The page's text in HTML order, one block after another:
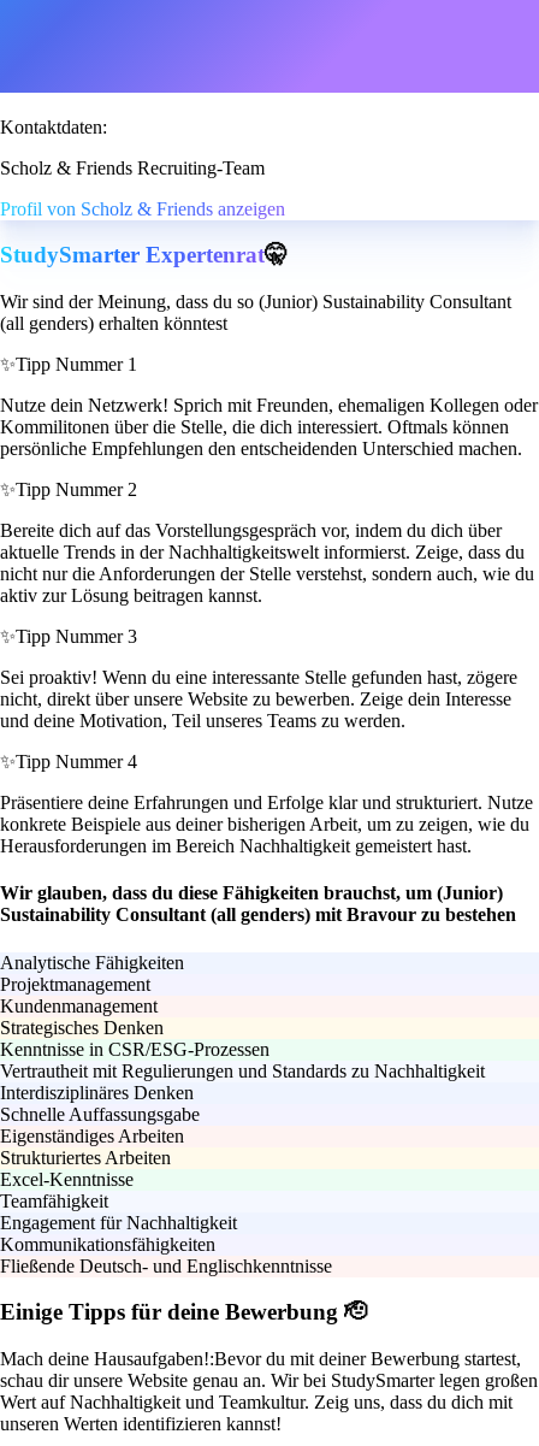
Kontaktdaten:
Scholz & Friends Recruiting-Team
Profil von Scholz & Friends anzeigen
StudySmarter Expertenrat🤫
Wir sind der Meinung, dass du so (Junior) Sustainability Consultant
(all genders) erhalten könntest
✨Tipp Nummer 1
Nutze dein Netzwerk! Sprich mit Freunden, ehemaligen Kollegen oder
Kommilitonen über die Stelle, die dich interessiert. Oftmals können
persönliche Empfehlungen den entscheidenden Unterschied machen.
✨Tipp Nummer 2
Bereite dich auf das Vorstellungsgespräch vor, indem du dich über
aktuelle Trends in der Nachhaltigkeitswelt informierst. Zeige, dass du
nicht nur die Anforderungen der Stelle verstehst, sondern auch, wie du
aktiv zur Lösung beitragen kannst.
✨Tipp Nummer 3
Sei proaktiv! Wenn du eine interessante Stelle gefunden hast, zögere
nicht, direkt über unsere Website zu bewerben. Zeige dein Interesse
und deine Motivation, Teil unseres Teams zu werden.
✨Tipp Nummer 4
Präsentiere deine Erfahrungen und Erfolge klar und strukturiert. Nutze
konkrete Beispiele aus deiner bisherigen Arbeit, um zu zeigen, wie du
Herausforderungen im Bereich Nachhaltigkeit gemeistert hast.
Wir glauben, dass du diese Fähigkeiten brauchst, um (Junior)
Sustainability Consultant (all genders) mit Bravour zu bestehen
Analytische Fähigkeiten
Projektmanagement
Kundenmanagement
Strategisches Denken
Kenntnisse in CSR/ESG-Prozessen
Vertrautheit mit Regulierungen und Standards zu Nachhaltigkeit
Interdisziplinäres Denken
Schnelle Auffassungsgabe
Eigenständiges Arbeiten
Strukturiertes Arbeiten
Excel-Kenntnisse
Teamfähigkeit
Engagement für Nachhaltigkeit
Kommunikationsfähigkeiten
Fließende Deutsch- und Englischkenntnisse
Einige Tipps für deine Bewerbung 🫡
Mach deine Hausaufgaben!:Bevor du mit deiner Bewerbung startest,
schau dir unsere Website genau an. Wir bei StudySmarter legen großen
Wert auf Nachhaltigkeit und Teamkultur. Zeig uns, dass du dich mit
unseren Werten identifizieren kannst!